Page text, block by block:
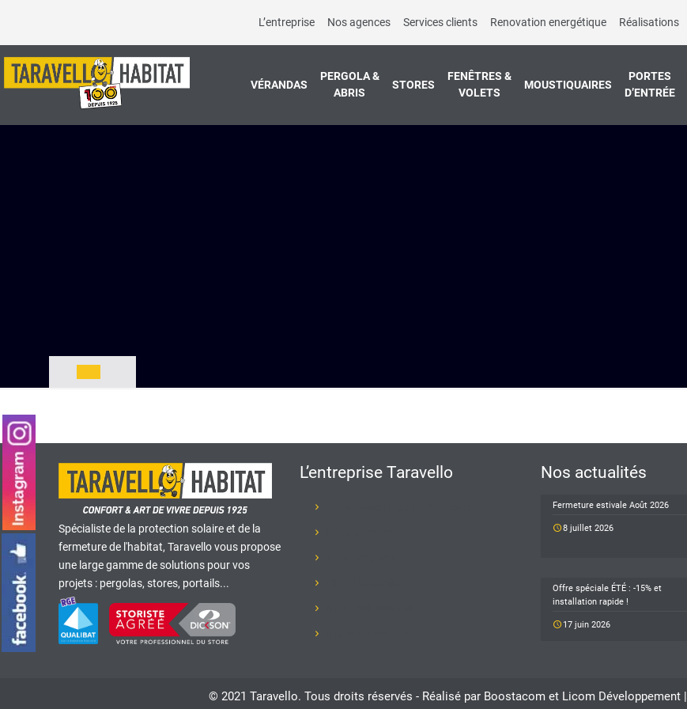
L’entreprise Nos agences Services clients Renovation energétique Réalisations
VÉRANDAS
PERGOLA &
ABRIS
STORES
FENÊTRES &
VOLETS
MOUSTIQUAIRES
PORTES
D’ENTRÉE
Spécialiste de la protection solaire et de la
fermeture de l'habitat, Taravello vous propose
une large gamme de solutions pour vos
projets : pergolas, stores, portails...
L’entreprise Taravello Nos actualités
Fermeture estivale Août 2026
8 juillet 2026
Offre spéciale ÉTÉ : -15% et
installation rapide !
17 juin 2026
© 2021 Taravello. Tous droits réservés - Réalisé par Boostacom et Licom Développement |